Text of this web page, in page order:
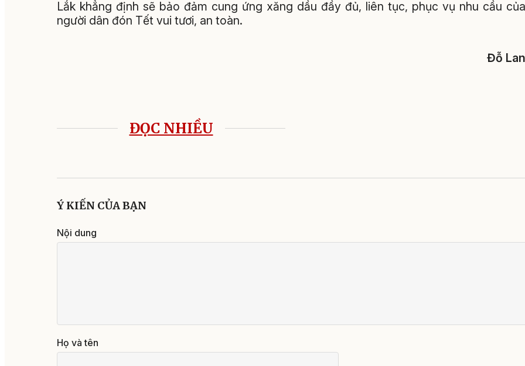
Lắk khẳng định sẽ bảo đảm cung ứng xăng dầu đầy đủ, liên tục, phục vụ nhu cầu của
người dân đón Tết vui tươi, an toàn.
Đỗ Lan
ĐỌC NHIỀU
Ý KIẾN CỦA BẠN
Nội dung
Họ và tên